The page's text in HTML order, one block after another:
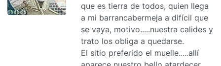
que es tierra de todos, quien llega
a mi barrancabermeja a difícil que
se vaya, motivo.....nuestra calides y
trato los obliga a quedarse.
El sitio preferido el muelle.....allí